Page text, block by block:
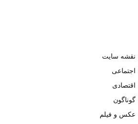
نقشه سایت
اجتماعی
اقتصادی
گوناگون
عکس و فیلم